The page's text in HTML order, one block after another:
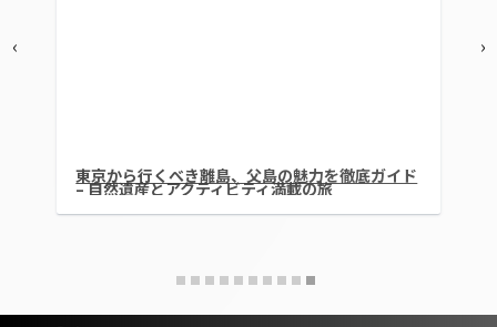
東京都最南端の青ヶ島の魅力とアクセス方法｜自
然豊かな秘境の観光ガイド
‹ ›